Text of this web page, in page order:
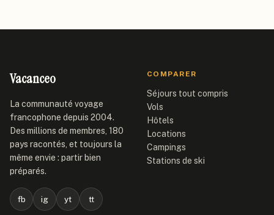
Vacanceo
La communauté voyage
francophone depuis 2004.
Des millions de membres, 180
pays racontés, et toujours la
même envie : partir bien
préparés.
fb ig yt tt
COMPARER
Séjours tout compris
Vols
Hôtels
Locations
Campings
Stations de ski